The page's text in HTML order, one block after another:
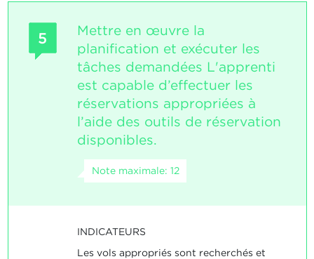
5
Mettre en œuvre la
planification et exécuter les
tâches demandées L'apprenti
est capable d’effectuer les
réservations appropriées à
l’aide des outils de réservation
disponibles.
Note maximale: 12
INDICATEURS
Les vols appropriés sont recherchés et